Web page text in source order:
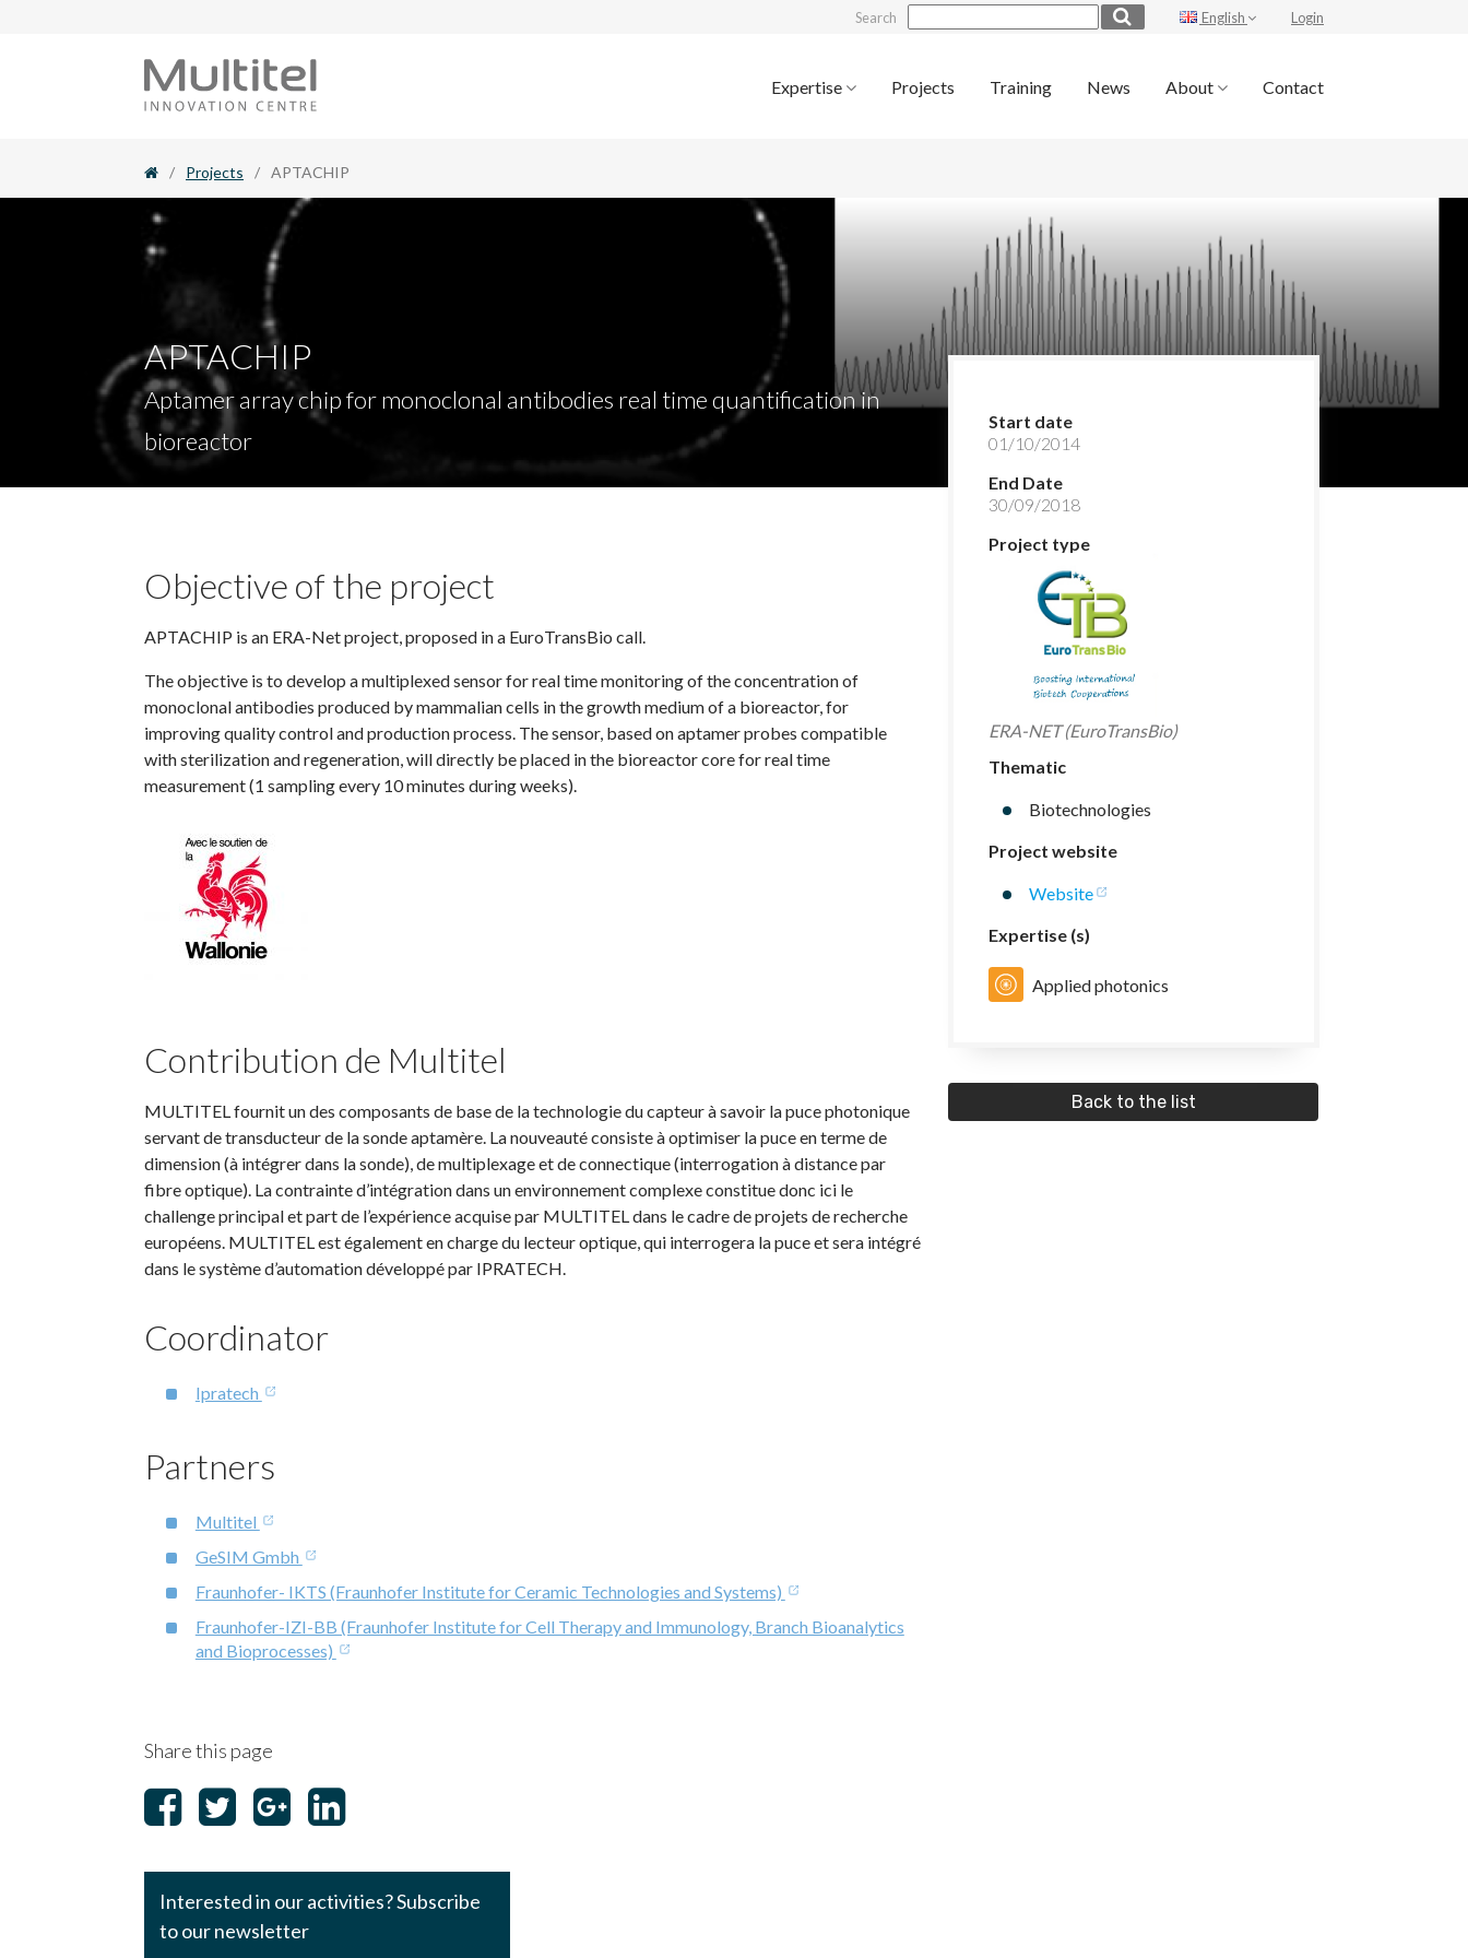
Search English Login
Expertise Projects Training News About Contact
/ Projects / APTACHIP
APTACHIP
Aptamer array chip for monoclonal antibodies real time quantification in
bioreactor
Objective of the project
APTACHIP is an ERA-Net project, proposed in a EuroTransBio call.
The objective is to develop a multiplexed sensor for real time monitoring of the concentration of
monoclonal antibodies produced by mammalian cells in the growth medium of a bioreactor, for
improving quality control and production process. The sensor, based on aptamer probes compatible
with sterilization and regeneration, will directly be placed in the bioreactor core for real time
measurement (1 sampling every 10 minutes during weeks).
Contribution de Multitel
MULTITEL fournit un des composants de base de la technologie du capteur à savoir la puce photonique
servant de transducteur de la sonde aptamère. La nouveauté consiste à optimiser la puce en terme de
dimension (à intégrer dans la sonde), de multiplexage et de connectique (interrogation à distance par
fibre optique). La contrainte d’intégration dans un environnement complexe constitue donc ici le
challenge principal et part de l’expérience acquise par MULTITEL dans le cadre de projets de recherche
européens. MULTITEL est également en charge du lecteur optique, qui interrogera la puce et sera intégré
dans le système d’automation développé par IPRATECH.
Coordinator
Ipratech
Partners
Multitel
GeSIM Gmbh
Fraunhofer- IKTS (Fraunhofer Institute for Ceramic Technologies and Systems)
Fraunhofer-IZI-BB (Fraunhofer Institute for Cell Therapy and Immunology, Branch Bioanalytics
and Bioprocesses)
Start date
01/10/2014
End Date
30/09/2018
Project type
ERA-NET (EuroTransBio)
Thematic
Biotechnologies
Project website
Website
Expertise (s)
Applied photonics
Back to the list
Share this page
Interested in our activities? Subscribe
to our newsletter